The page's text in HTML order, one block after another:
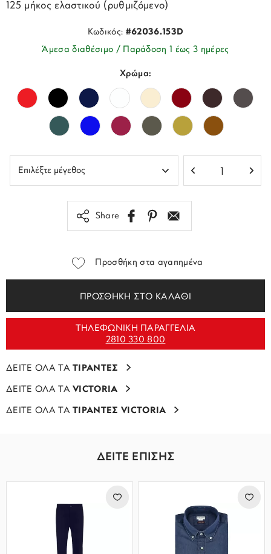
125 μήκος ελαστικού (ρυθμιζόμενο)
Κωδικός: #62036.153D
Άμεσα διαθέσιμο / Παράδοση 1 έως 3 ημέρες
Χρώμα:
Share
Προσθήκη στα αγαπημένα
ΠΡΟΣΘΗΚΗ ΣΤΟ ΚΑΛΑΘΙ
ΤΗΛΕΦΩΝΙΚΗ ΠΑΡΑΓΓΕΛΙΑ
2810 330 800
ΔΕΙΤΕ ΟΛΑ ΤΑΤΙΡΑΝΤΕΣ
ΔΕΙΤΕ ΟΛΑ ΤΑVICTORIA
ΔΕΙΤΕ ΟΛΑ ΤΑΤΙΡΑΝΤΕΣ VICTORIA
ΔΕΙΤΕ ΕΠΙΣΗΣ